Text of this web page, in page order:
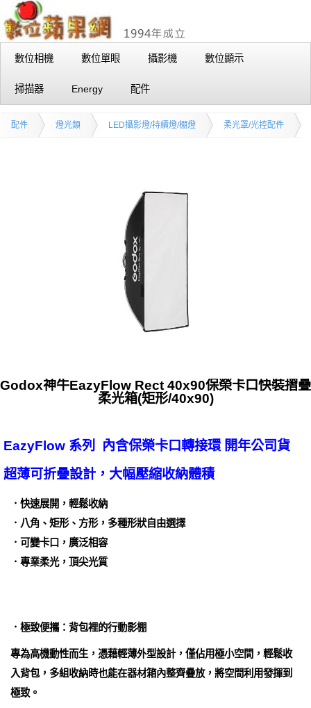
數位相機 數位單眼 攝影機 數位顯示
掃描器 Energy 配件
配件 燈光類 LED攝影燈/持續燈/棚燈 柔光罩/光控配件
Godox神牛EazyFlow Rect 40x90保榮卡口快裝摺疊
柔光箱(矩形/40x90)
EazyFlow 系列 內含保榮卡口轉接環 開年公司貨
超薄可折疊設計，大幅壓縮收納體積
．快速展開，輕鬆收納
．八角、矩形、方形，多種形狀自由選擇
．可變卡口，廣泛相容
．專業柔光，頂尖光質
．極致便攜：背包裡的行動影棚
專為高機動性而生，憑藉輕薄外型設計，僅佔用極小空間，輕鬆收
入背包，多組收納時也能在器材箱內整齊疊放，將空間利用發揮到
極致。